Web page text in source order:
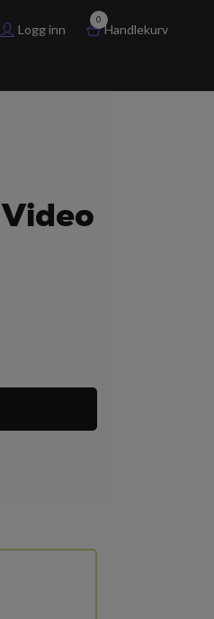
Logg inn
0
Handlekurv